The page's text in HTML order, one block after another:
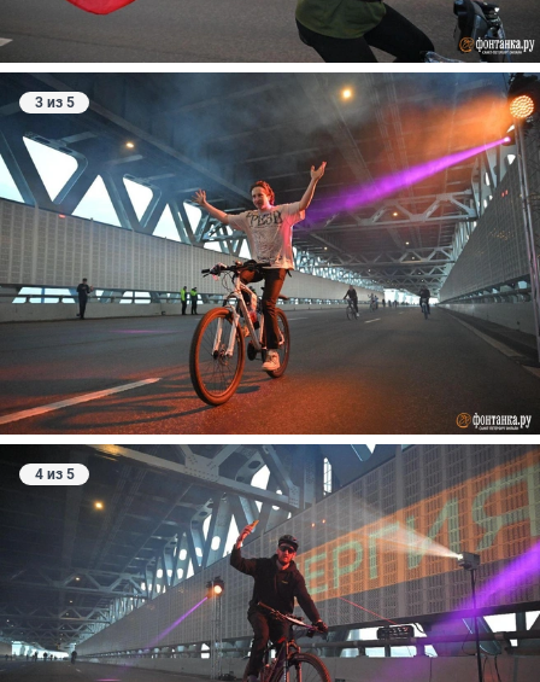
3 из 5
4 из 5